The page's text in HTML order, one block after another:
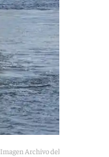
Imagen Archivo del MV Hondius.